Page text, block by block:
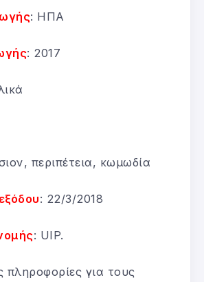
: ΗΠΑ
: 2017
περιπέτεια, κωμωδία
: 22/3/2018
: UIP.
πληροφορίες για τους